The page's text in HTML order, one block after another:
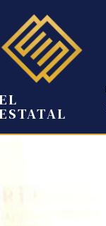
EL
ESTATAL